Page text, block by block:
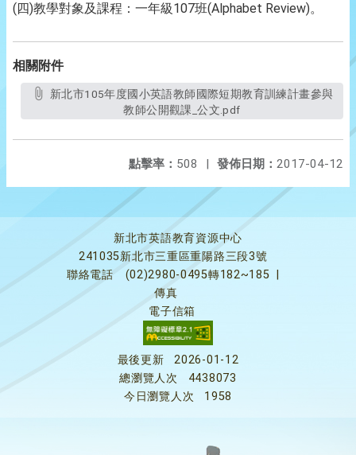
(四)教學對象及課程：一年級107班(Alphabet Review)。
相關附件
教師公開觀課_公文.pdf
發佈日期： 2017-04-12
點擊率： 508 |
新北市英語教育資源中心
241035新北市三重區重陽路三段3號
聯絡電話
(02)2980-0495轉182~185
傳真
電子信箱
最後更新
2026-01-12
總瀏覽人次
4438073
今日瀏覽人次
1958